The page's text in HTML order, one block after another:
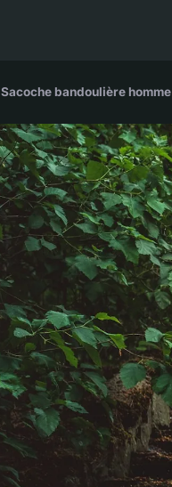
Sacoche bandoulière